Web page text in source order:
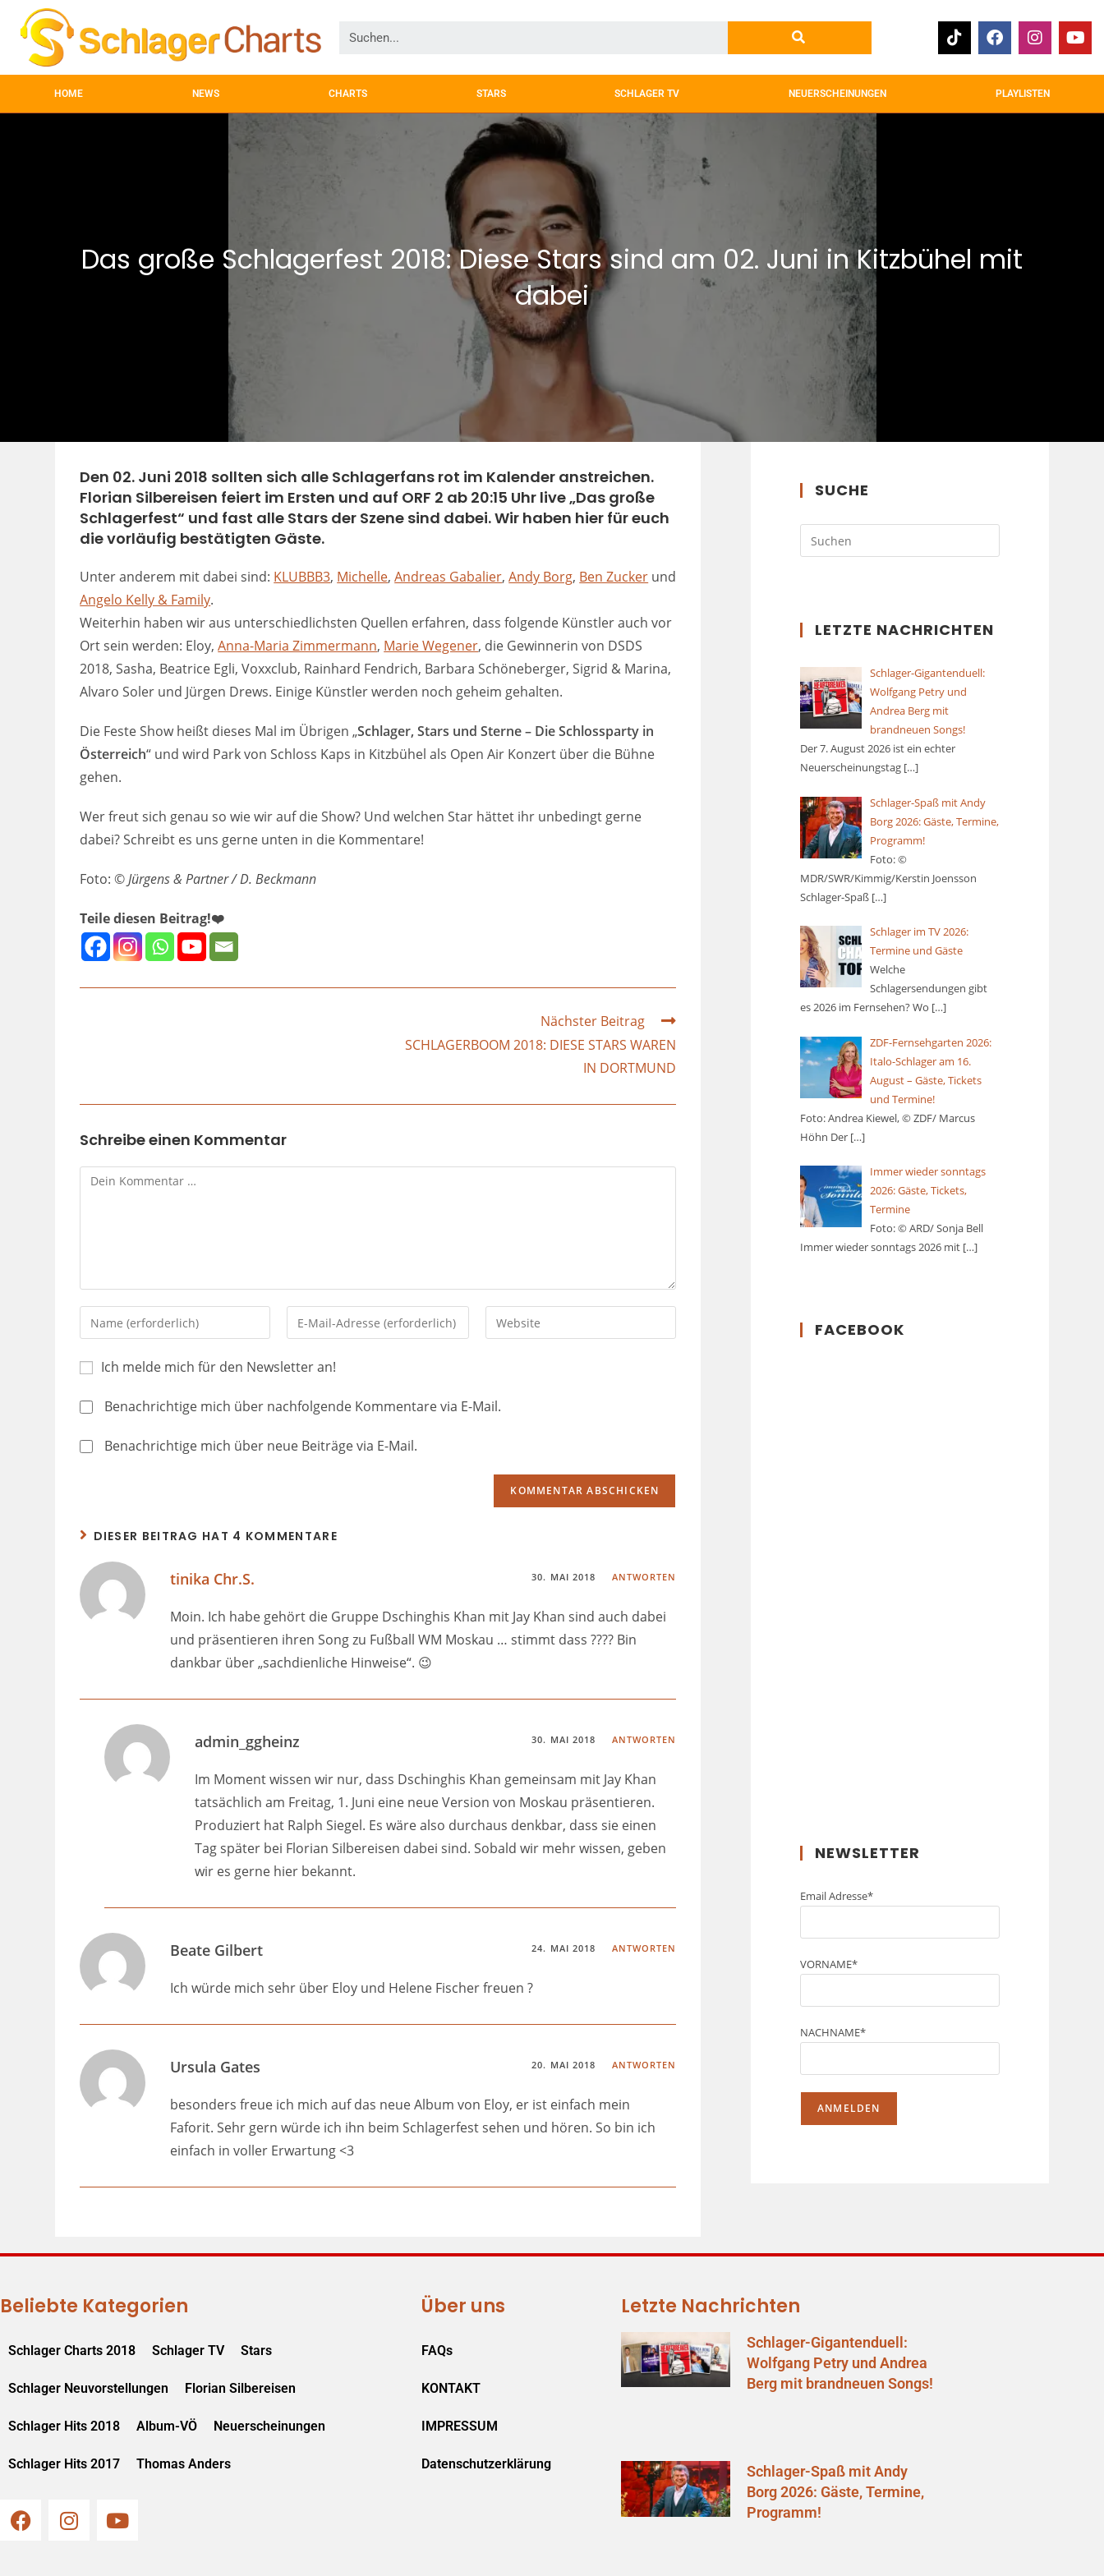
HOME NEWS CHARTS STARS SCHLAGER TV NEUERSCHEINUNGEN PLAYLISTEN
Das große Schlagerfest 2018: Diese Stars sind am 02. Juni in Kitzbühel mit
dabei
Den 02. Juni 2018 sollten sich alle Schlagerfans rot im Kalender anstreichen.
Florian Silbereisen feiert im Ersten und auf ORF 2 ab 20:15 Uhr live „Das große
Schlagerfest“ und fast alle Stars der Szene sind dabei. Wir haben hier für euch
die vorläufig bestätigten Gäste.
Unter anderem mit dabei sind: KLUBBB3, Michelle,Andreas Gabalier,Andy Borg, Ben Zucker und
Angelo Kelly & Family.
Weiterhin haben wir aus unterschiedlichsten Quellen erfahren, dass folgende Künstler auch vor
Ort sein werden: Eloy,Anna-Maria Zimmermann, Marie Wegener, die Gewinnerin von DSDS
2018, Sasha, Beatrice Egli, Voxxclub, Rainhard Fendrich, Barbara Schöneberger, Sigrid & Marina,
Alvaro Soler und Jürgen Drews. Einige Künstler werden noch geheim gehalten.
Die Feste Show heißt dieses Mal im Übrigen „Schlager, Stars und Sterne – Die Schlossparty in
Österreich“ und wird Park von Schloss Kaps in Kitzbühel als Open Air Konzert über die Bühne
gehen.
Wer freut sich genau so wie wir auf die Show? Und welchen Star hättet ihr unbedingt gerne
dabei? Schreibt es uns gerne unten in die Kommentare!
Foto: ©Jürgens & Partner / D. Beckmann
Teile diesen Beitrag!❤️
Nächster Beitrag
SCHLAGERBOOM 2018: DIESE STARS WAREN
IN DORTMUND
Schreibe einen Kommentar
Ich melde mich für den Newsletter an!
Benachrichtige mich über nachfolgende Kommentare via E-Mail.
Benachrichtige mich über neue Beiträge via E-Mail.
DIESER BEITRAG HAT 4 KOMMENTARE
tinika Chr.S. 30. MAI 2018 ANTWORTEN
Moin. Ich habe gehört die Gruppe Dschinghis Khan mit Jay Khan sind auch dabei
und präsentieren ihren Song zu Fußball WM Moskau … stimmt dass ???? Bin
dankbar über „sachdienliche Hinweise“. 😉
admin_ggheinz 30. MAI 2018 ANTWORTEN
Im Moment wissen wir nur, dass Dschinghis Khan gemeinsam mit Jay Khan
tatsächlich am Freitag, 1. Juni eine neue Version von Moskau präsentieren.
Produziert hat Ralph Siegel. Es wäre also durchaus denkbar, dass sie einen
Tag später bei Florian Silbereisen dabei sind. Sobald wir mehr wissen, geben
wir es gerne hier bekannt.
Beate Gilbert 24. MAI 2018 ANTWORTEN
Ich würde mich sehr über Eloy und Helene Fischer freuen ?
Ursula Gates 20. MAI 2018 ANTWORTEN
besonders freue ich mich auf das neue Album von Eloy, er ist einfach mein
Faforit. Sehr gern würde ich ihn beim Schlagerfest sehen und hören. So bin ich
einfach in voller Erwartung <3
SUCHE
LETZTE NACHRICHTEN
Schlager-Gigantenduell:
Wolfgang Petry und
Andrea Berg mit
brandneuen Songs!
Der 7. August 2026 ist ein echter
Neuerscheinungstag […]
Schlager-Spaß mit Andy
Borg 2026: Gäste, Termine,
Programm!
Foto: ©
MDR/SWR/Kimmig/Kerstin Joensson
Schlager-Spaß […]
Schlager im TV 2026:
Termine und Gäste
Welche
Schlagersendungen gibt
es 2026 im Fernsehen? Wo […]
ZDF-Fernsehgarten 2026:
Italo-Schlager am 16.
August – Gäste, Tickets
und Termine!
Foto: Andrea Kiewel, © ZDF/ Marcus
Höhn Der […]
Immer wieder sonntags
2026: Gäste, Tickets,
Termine
Foto: © ARD/ Sonja Bell
Immer wieder sonntags 2026 mit […]
FACEBOOK
NEWSLETTER
Email Adresse*
VORNAME*
NACHNAME*
Beliebte Kategorien
Schlager Charts 2018 Schlager TV Stars
Schlager Neuvorstellungen Florian Silbereisen
Schlager Hits 2018 Album-VÖ Neuerscheinungen
Schlager Hits 2017 Thomas Anders
Über uns
FAQs
KONTAKT
IMPRESSUM
Datenschutzerklärung
Letzte Nachrichten
Schlager-Gigantenduell:
Wolfgang Petry und Andrea
Berg mit brandneuen Songs!
Schlager-Spaß mit Andy
Borg 2026: Gäste, Termine,
Programm!